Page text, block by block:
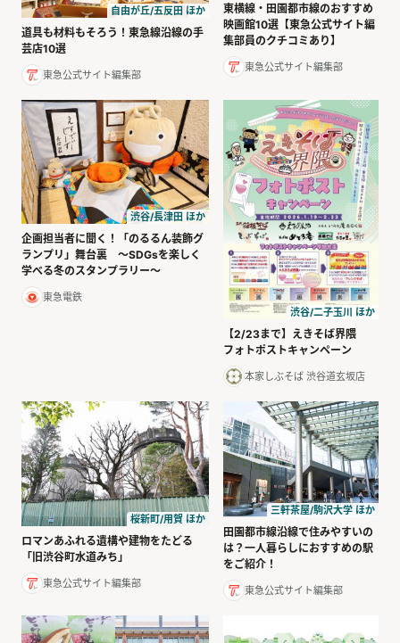
自由が丘/五反田 ほか
道具も材料もそろう！東急線沿線の手
芸店10選
東急公式サイト編集部
東横線・田園都市線のおすすめ
映画館10選【東急公式サイト編
集部員のクチコミあり】
東急公式サイト編集部
渋谷/長津田 ほか
企画担当者に聞く！「のるるん装飾グ
ランプリ」舞台裏 ～SDGsを楽しく
学べる冬のスタンプラリー～
東急電鉄
渋谷/二子玉川 ほか
【2/23まで】えきそば界隈
フォトポストキャンペーン
本家しぶそば 渋谷道玄坂店
桜新町/用賀 ほか
ロマンあふれる遺構や建物をたどる
「旧渋谷町水道みち」
東急公式サイト編集部
三軒茶屋/駒沢大学 ほか
田園都市線沿線で住みやすいの
は？一人暮らしにおすすめの駅
をご紹介！
東急公式サイト編集部